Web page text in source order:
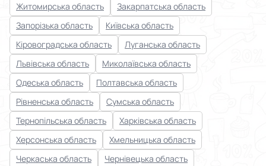
Житомирська область
Закарпатська область
Запорізька область
Київська область
Кіровоградська область
Луганська область
Львівська область
Миколаївська область
Одеська область
Полтавська область
Рівненська область
Сумська область
Тернопільська область
Харківська область
Херсонська область
Хмельницька область
Черкаська область
Чернівецька область